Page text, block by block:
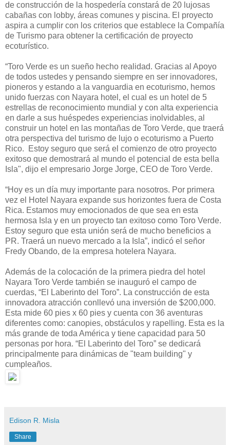
de construcción de la hospedería constará de 20 lujosas
cabañas con lobby, áreas comunes y piscina. El proyecto
aspira a cumplir con los criterios que establece la Compañía
de Turismo para obtener la certificación de proyecto
ecoturístico.
“Toro Verde es un sueño hecho realidad. Gracias al Apoyo
de todos ustedes y pensando siempre en ser innovadores,
pioneros y estando a la vanguardia en ecoturismo, hemos
unido fuerzas con Nayara hotel, el cual es un hotel de 5
estrellas de reconocimiento mundial y con alta experiencia
en darle a sus huéspedes experiencias inolvidables, al
construir un hotel en las montañas de Toro Verde, que traerá
otra perspectiva del turismo de lujo o ecoturismo a Puerto
Rico. Estoy seguro que será el comienzo de otro proyecto
exitoso que demostrará al mundo el potencial de esta bella
Isla", dijo el empresario Jorge Jorge, CEO de Toro Verde.
“Hoy es un día muy importante para nosotros. Por primera
vez el Hotel Nayara expande sus horizontes fuera de Costa
Rica. Estamos muy emocionados de que sea en esta
hermosa Isla y en un proyecto tan exitoso como Toro Verde.
Estoy seguro que esta unión será de mucho beneficios a
PR. Traerá un nuevo mercado a la Isla”, indicó el señor
Fredy Obando, de la empresa hotelera Nayara.
Además de la colocación de la primera piedra del hotel
Nayara Toro Verde también se inauguró el campo de
cuerdas, “El Laberinto del Toro”. La construcción de esta
innovadora atracción conllevó una inversión de $200,000.
Esta mide 60 pies x 60 pies y cuenta con 36 aventuras
diferentes como: canopies, obstáculos y rapelling. Esta es la
más grande de toda América y tiene capacidad para 50
personas por hora. “El Laberinto del Toro” se dedicará
principalmente para dinámicas de "team building" y
cumpleaños.
Edison R. Misla
Share